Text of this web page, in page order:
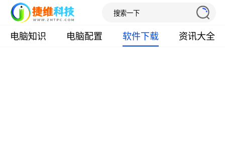
电脑知识 电脑配置 软件下载 资讯大全